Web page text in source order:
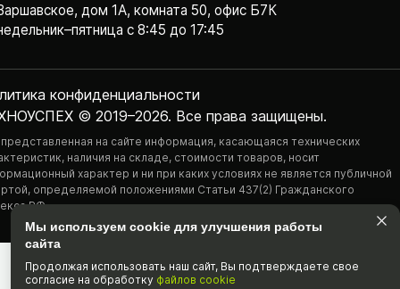
дом 1А, комната 50, офис Б7К
с 8:45 до 17:45
© 2019–2026. Все права защищены.
конфиденциаль­ности
на сайте информация, касающаяся технических
наличия на складе, стоимости товаров, носит
характер и ни при каких условиях не является публичной
определяемой положениями Статьи 437(2) Гражданского
РФ.
Мы используем cookie для улучшения работы
сайта
Продолжая использовать наш cайт, Вы подтвержда­ете свое
согласие на обработку файлов cookie